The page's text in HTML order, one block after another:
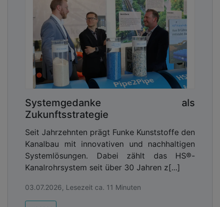
Systemgedanke als
Zukunftsstrategie
Seit Jahrzehnten prägt Funke Kunststoffe den
Kanalbau mit innovativen und nachhaltigen
Systemlösungen. Dabei zählt das HS®-
Kanalrohrsystem seit über 30 Jahren z[...]
03.07.2026, Lesezeit ca. 11 Minuten